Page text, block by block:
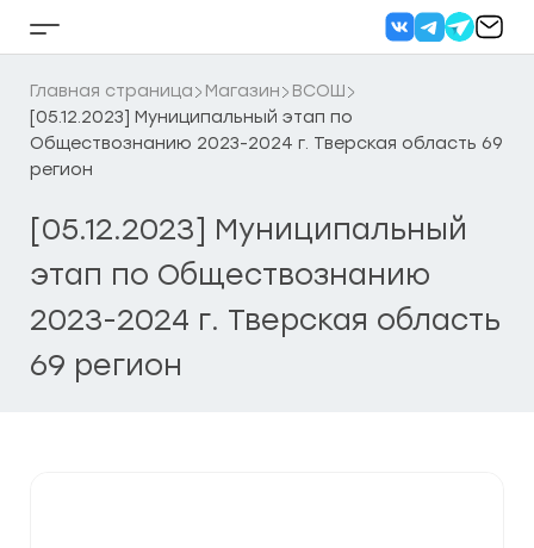
Кнопка
бокового
меню
Главная страница Магазин
ВСОШ
[05.12.2023] Муниципальный этап по
Обществознанию 2023-2024 г. Тверская область 69
регион
[05.12.2023] Муниципальный
этап по Обществознанию
2023-2024 г. Тверская область
69 регион